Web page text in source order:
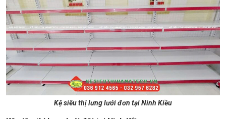
Kệ siêu thị lưng lưới đơn tại Ninh Kiều